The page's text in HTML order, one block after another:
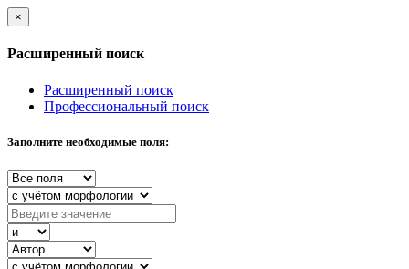
×
Расширенный поиск
Расширенный поиск
Профессиональный поиск
Заполните необходимые поля: